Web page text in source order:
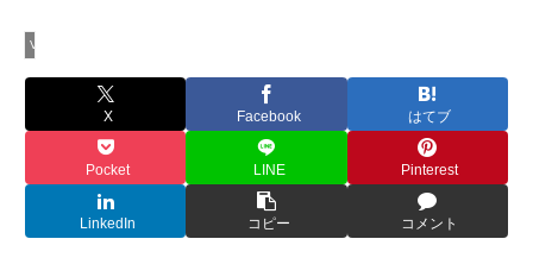
VALORANT
X Facebook はてブ
Pocket LINE Pinterest
LinkedIn コピー コメント